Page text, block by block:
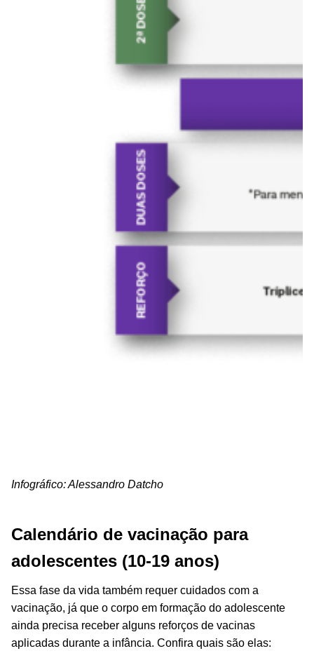
Infográfico: Alessandro Datcho
Calendário de vacinação para
adolescentes (10-19 anos)
Essa fase da vida também requer cuidados com a
vacinação, já que o corpo em formação do adolescente
ainda precisa receber alguns reforços de vacinas
aplicadas durante a infância. Confira quais são elas: